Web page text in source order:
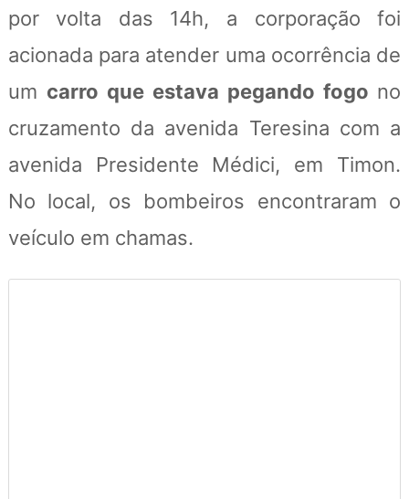
por volta das 14h, a corporação foi
acionada para atender uma ocorrência de
um carro que estava pegando fogo no
cruzamento da avenida Teresina com a
avenida Presidente Médici, em Timon.
No local, os bombeiros encontraram o
veículo em chamas.